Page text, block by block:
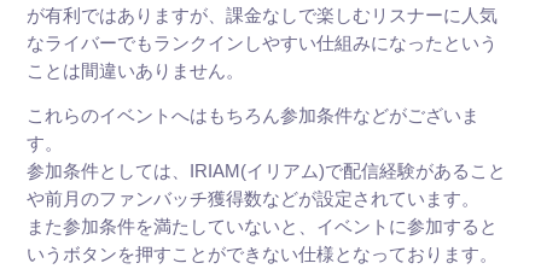
が有利ではありますが、課金なしで楽しむリスナーに人気
なライバーでもランクインしやすい仕組みになったという
ことは間違いありません。
これらのイベントへはもちろん参加条件などがございま
す。
参加条件としては、IRIAM(イリアム)で配信経験があること
や前月のファンバッチ獲得数などが設定されています。
また参加条件を満たしていないと、イベントに参加すると
いうボタンを押すことができない仕様となっております。